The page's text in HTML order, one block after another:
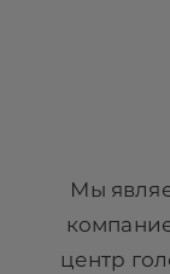
Мы
центр